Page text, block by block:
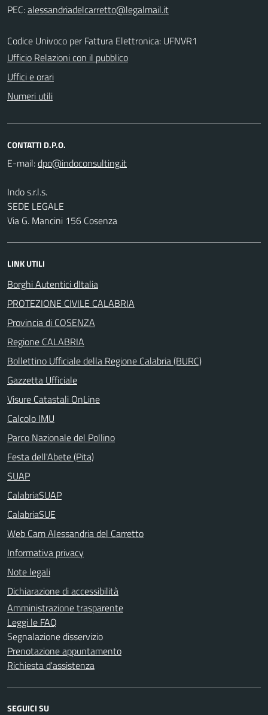
PEC:
Codice Univoco per Fattura Elettronica: UFNVR1
Ufficio Relazioni con il pubblico
Uffici e orari
Numeri utili
CONTATTI D.P.O.
E-mail:
Indo s.r.l.s.
SEDE LEGALE
Via G. Mancini 156 Cosenza
LINK UTILI
Borghi Autentici dItalia
PROTEZIONE CIVILE CALABRIA
Provincia di COSENZA
Regione CALABRIA
Bollettino Ufficiale della Regione Calabria (BURC)
Gazzetta Ufficiale
Visure Catastali OnLine
Calcolo IMU
Parco Nazionale del Pollino
Festa dell'Abete (Pita)
SUAP
CalabriaSUAP
CalabriaSUE
Web Cam Alessandria del Carretto
Informativa privacy
Note legali
Dichiarazione di accessibilità
Amministrazione trasparente
Leggi le FAQ
Segnalazione disservizio
Prenotazione appuntamento
Richiesta d'assistenza
SEGUICI SU